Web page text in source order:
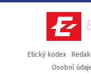
Etický kodex
Osobní